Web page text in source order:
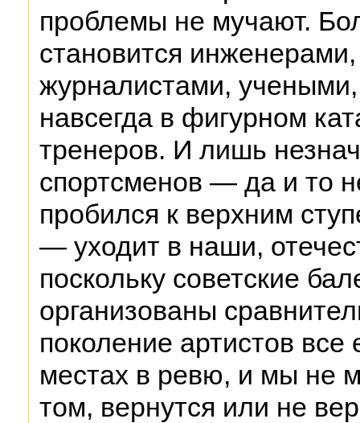
проблемы не мучают.
становится инженерами,
журналистами,
навсегда в фигурном
тренеров. И лишь
спортсменов — да и то
пробился к верхним
— уходит в наши,
поскольку советские
организованы
поколение артистов
местах в ревю, и мы не
том, вернутся или не